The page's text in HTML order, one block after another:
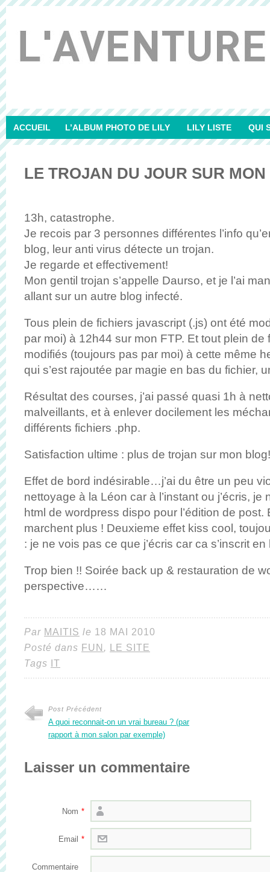
ACCUEIL L’ALBUM PHOTO DE LILY LILY LISTE QUI
LE TROJAN DU JOUR SUR MON
13h, catastrophe.
Je recois par 3 personnes différentes l’info
blog, leur anti virus détecte un trojan.
Je regarde et effectivement!
Mon gentil trojan s’appelle Daurso, et je l’ai
allant sur un autre blog infecté.
Tous plein de fichiers javascript (.js) ont été
par moi) à 12h44 sur mon FTP. Et tout plein de
modifiés (toujours pas par moi) à cette même
qui s’est rajoutée par magie en bas du fichier,
Résultat des courses, j’ai passé quasi 1h à
malveillants, et à enlever docilement les
différents fichiers .php.
Satisfaction ultime : plus de trojan sur mon blog!
Effet de bord indésirable…j’ai du être un peu
nettoyage à la Léon car à l’instant ou j’écris, je
html de wordpress dispo pour l’édition de post.
marchent plus ! Deuxieme effet kiss cool,
: je ne vois pas ce que j’écris car ca s’inscrit
Trop bien !! Soirée back up & restauration de
perspective……
Par MAITIS le 18 MAI 2010
Posté dans FUN ,
LE SITE
Tags
IT
Post Précédent
A quoi reconnait-on un vrai bureau ? (par
rapport à mon salon par exemple)
Laisser un commentaire
Nom *
Email *
Commentaire